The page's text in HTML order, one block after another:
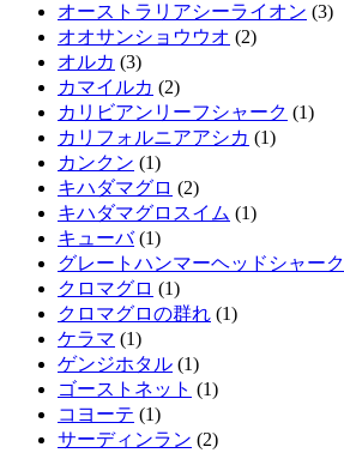
オーストラリアシーライオン (3)
オオサンショウウオ (2)
オルカ (3)
カマイルカ (2)
カリビアンリーフシャーク (1)
カリフォルニアアシカ (1)
カンクン (1)
キハダマグロ (2)
キハダマグロスイム (1)
キューバ(1)
グレートハンマーヘッドシャーク
クロマグロ (1)
クロマグロの群れ (1)
ケラマ (1)
ゲンジホタル (1)
ゴーストネット (1)
コヨーテ (1)
サーディンラン (2)